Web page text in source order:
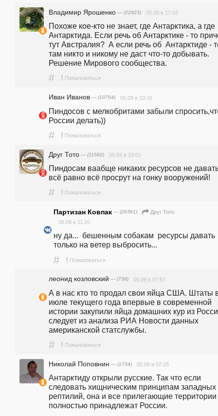
Владимир Ярошенко — (22923) 05.09 в 17:03
Похоже кое-кто не знает, где Антарктика, а где
Антарктида. Если речь об Антарктике - то
тут Австралия?  А если речь об  Антарктиде -
там никто и никому не даст что-то добывать.
Решение Мирового сообщества.
# ! Пожаловаться
Иван Иванов — (10794) 05.09 в 10:16
Пиндосов с мелкобритами забыли
России делать))
# ! Пожаловаться
Друг Тото — (11582) 05.09 в 10:01
Пиндосам ваабще никаких ресурсов не
всё равно всё просрут на гонку вооружений!
# ! Пожаловаться
Партизан Ковпак — (26361)
Друг Тото
05.09 в 11:20
ну да...  бешенным собакам  ресурсы давать
только на ветер выбросить...
# ! Пожаловаться
леонид козловский — (738) 05.09 в 07:57
А в нас кто то продал свои яйца США. Штаты
июле текущего года впервые в современной
истории закупили яйца домашних кур из
следует из анализа РИА Новости данных
американской статслужбы.
# ! Пожаловаться
Николай Поповнин — (1734) 05.09 в 07:25
Антарктиду открыли русские. Так что если
следовать хищническим принципам западных
рептилий, она и все прилегающие территории
полностью принадлежат России.